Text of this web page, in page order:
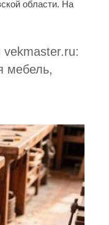
области. На
мебель,